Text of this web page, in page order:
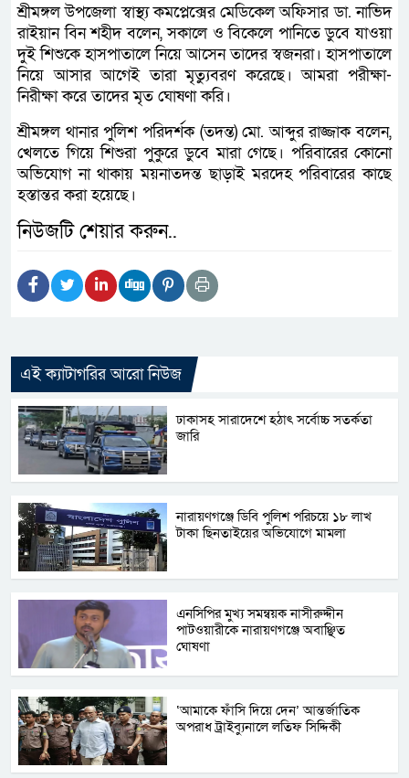
শ্রীমঙ্গল উপজেলা স্বাস্থ্য কমপ্লেক্সের মেডিকেল অফিসার ডা. নাভিদ
রাইয়ান বিন শহীদ বলেন, সকালে ও বিকেলে পানিতে ডুবে যাওয়া
দুই শিশুকে হাসপাতালে নিয়ে আসেন তাদের স্বজনরা। হাসপাতালে
নিয়ে আসার আগেই তারা মৃত্যুবরণ করেছে। আমরা পরীক্ষা-
নিরীক্ষা করে তাদের মৃত ঘোষণা করি।
শ্রীমঙ্গল থানার পুলিশ পরিদর্শক (তদন্ত) মো. আব্দুর রাজ্জাক বলেন,
খেলতে গিয়ে শিশুরা পুকুরে ডুবে মারা গেছে। পরিবারের কোনো
অভিযোগ না থাকায় ময়নাতদন্ত ছাড়াই মরদেহ পরিবারের কাছে
হস্তান্তর করা হয়েছে।
নিউজটি শেয়ার করুন..
এই ক্যাটাগরির আরো নিউজ
ঢাকাসহ সারাদেশে হঠাৎ সর্বোচ্চ সতর্কতা
জা‌রি
নারায়ণগঞ্জে ডিবি পুলিশ পরিচয়ে ১৮ লাখ
টাকা ছিনতাইয়ের অভিযোগে মামলা
এনসিপির মুখ্য সমন্বয়ক নাসীরুদ্দীন
পাটওয়ারীকে নারায়ণগঞ্জে অবাঞ্ছিত
ঘোষণা
‘আমাকে ফাঁসি দিয়ে দেন’ আন্তর্জাতিক
অপরাধ ট্রাইব্যুনালে লতিফ সিদ্দিকী